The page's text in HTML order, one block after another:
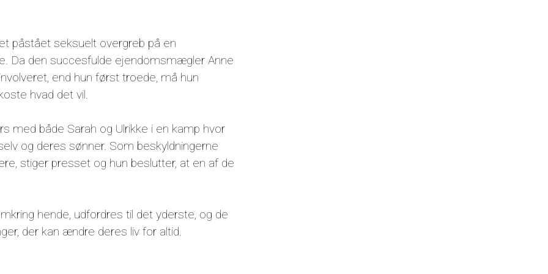
påstået seksuelt overgreb på en
Da den succesfulde ejendomsmægler Anne
end hun først troede, må hun
hvad det vil.
med både Sarah og Ulrikke i en kamp hvor
og deres sønner. Som beskyldningerne
stiger presset og hun beslutter, at en af de
hende, udfordres til det yderste, og de
der kan ændre deres liv for altid.